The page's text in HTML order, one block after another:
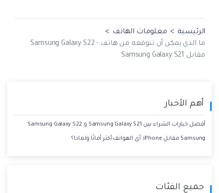
الرئيسية > معلومات الهاتف >
ما الذي يمكن أن تتوقعه من هاتف - Samsung Galaxy S22
مقابل Samsung Galaxy S21
أهم الأخبار
أفضل خيارات الشراء بين Samsung Galaxy S21 و Samsung Galaxy S22
Samsung مقابل iPhone: أي الهواتف أكثر أمانًا ولماذا؟
جميع الفئات